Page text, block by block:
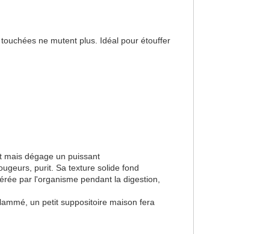
ne mutent plus. Idéal pour étouffer
mais dégage un puissant
purit. Sa texture solide fond
par l'organisme pendant la digestion,
un petit suppositoire maison fera